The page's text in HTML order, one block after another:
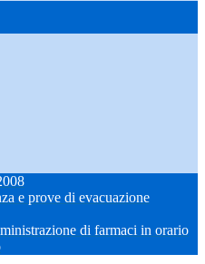
e prove di evacuazione
di farmaci in orario